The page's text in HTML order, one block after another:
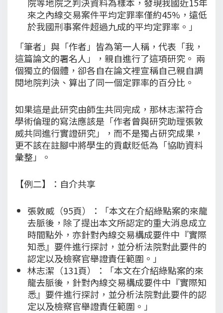
來之內線交易案件平均定罪率僅約45%，遠低
於我國刑事案件超過九成的平均定罪率。」
「筆者」與「作者」皆為第一人稱，代表「我，
這篇論文的署名人」，親自進行了這項研究。 兩
個獨立的個體，卻各自在論文裡宣稱自己親自調
閱地院判決、算出了同一個定罪率的百分比。
如果這是此研究由師生共同完成，那林志潔符合
學術倫理的寫法應該是「作者曾與研究助理張敦
威共同進行實證研究」，而不是獨占研究成果，
更不該在註腳中將學生的貢獻貶低為「協助資料
彙整」。
【例二】：自介共享
張敦威（95頁）：「本文在介紹綠點案的來龍
去脈後，除了提出本文所認定的重大消息成立
時間點外，亦針對內線交易構成要件中『實際
知悉』要件進行探討，並分析法院對此要件的
認定以及檢察官舉證責任範圍。」
林志潔（131頁）：「本文在介紹綠點案的來
龍去脈後，針對內線交易構成要件中『實際知
悉』要件進行探討，並分析法院對此要件的認
定以及檢察官舉證責任範圍。」